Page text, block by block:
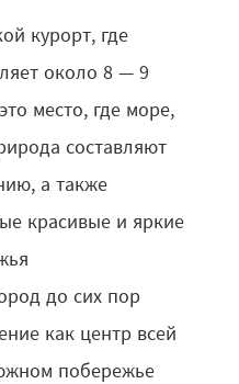
курорт, где
около 8 — 9
место, где море,
составляют
а также
красивые и яркие
до сих пор
как центр всей
побережье